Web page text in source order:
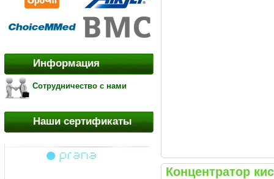
Информация
Сотрудничество с нами
Наши сертификаты
Концентратор